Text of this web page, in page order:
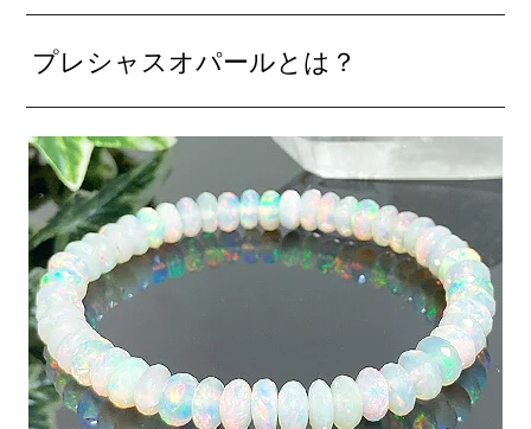
プレシャスオパールとは？